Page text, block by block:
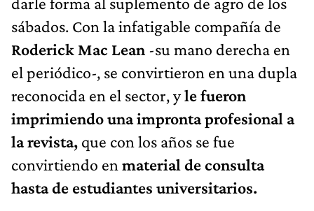
sábados. Con la infatigable compañía de
Roderick Mac Lean -su mano derecha en
el periódico-, se convirtieron en una dupla
reconocida en el sector, yle fueron
imprimiendo una impronta profesional a
la revista, que con los años se fue
convirtiendo en material de consulta
hasta de estudiantes universitarios.